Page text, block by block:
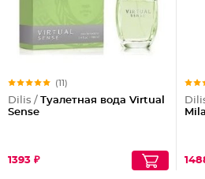
(11)
Dilis / Туалетная вода Virtual
Sense
1393 ₽
Mila